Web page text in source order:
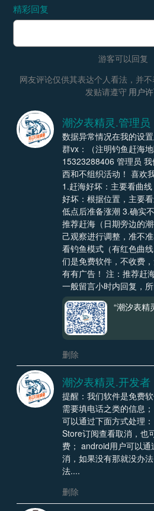
精彩回复
游客可以回复
网友评论仅供其表达个人看法，并
发贴请遵守 用户
潮汐表精灵.管理员
数据异常情况在我的设
群vx：（注明钓鱼赶海
15323288406 管理员
西和不组织活动！ 喜欢
1.赶海好坏：主要看曲
好坏：根据位置，主要
低点后准备涨潮 3.确实
推荐赶海（日期旁边的
己观察进行调整，准不
看钓鱼模式（有红色曲
们是免费软件，不收费
有有广告！ 注：推荐赶
一般留言小时内回复，
“潮汐表精
删除
潮汐表精灵.开发者
提醒：我们软件是免费
需要填电话之类的信息
可以通过下面方式处理
Store订阅查看取消，也
费； android用户可以
消，如果没有那就没办
法....
删除